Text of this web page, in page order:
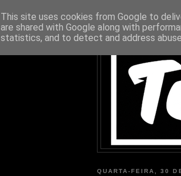
QUARTA-FEIRA, 30
This site uses cookies from Google to
are shared with Google along with
statistics, and to detect and address